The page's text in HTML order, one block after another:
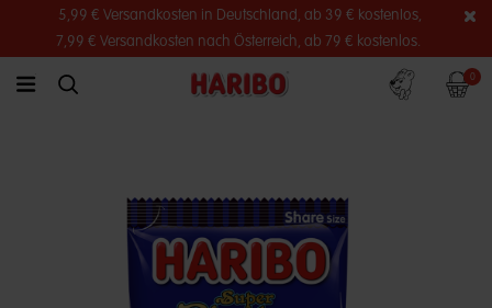
5,99 € Versandkosten in Deutschland, ab 39 € kostenlos,
7,99 € Versandkosten nach Österreich, ab 79 € kostenlos.
link.header.menu.label
simplesearch.search.label
Konto 0